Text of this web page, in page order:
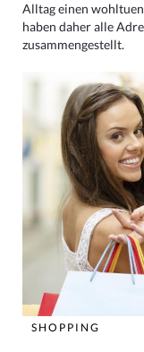
Alltag einen
haben daher alle
zusammengestellt.
SHOPPING